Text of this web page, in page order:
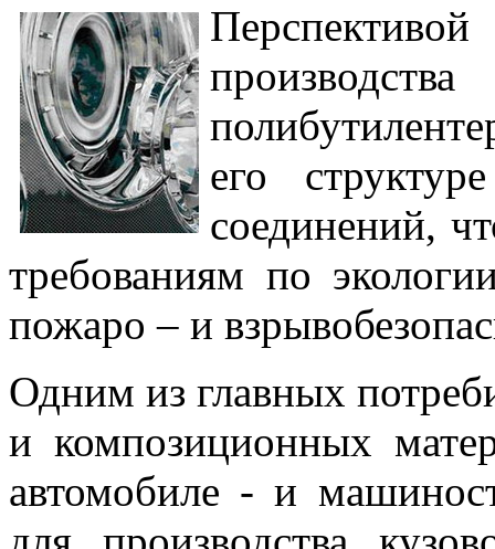
его
соединений,
требованиям по
пожаро – и
Одним из главных
и композиционных
автомобиле - и